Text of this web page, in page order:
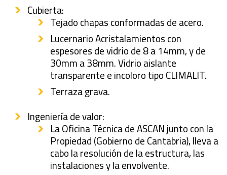
Cubierta:
Tejado chapas conformadas de acero.
Lucernario Acristalamientos con
espesores de vidrio de 8 a 14mm, y de
30mm a 38mm. Vidrio aislante
transparente e incoloro tipo CLIMALIT.
Terraza grava.
Ingeniería de valor:
La Oficina Técnica de ASCAN junto con la
Propiedad (Gobierno de Cantabria), lleva a
cabo la resolución de la estructura, las
instalaciones y la envolvente.